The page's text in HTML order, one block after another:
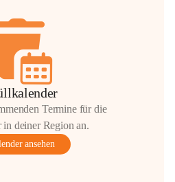
Termine für die
deiner Region an.
ansehen